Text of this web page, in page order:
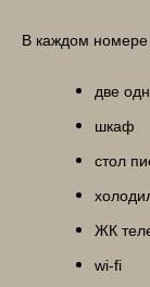
В каждом
две
шкаф
стол
ЖК
wi-fi